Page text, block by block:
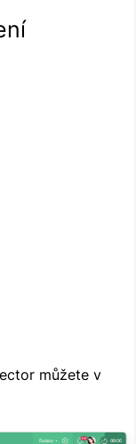
můžete v